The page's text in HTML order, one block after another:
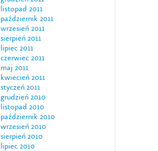
listopad 2011
październik 2011
wrzesień 2011
sierpień 2011
lipiec 2011
czerwiec 2011
maj 2011
kwiecień 2011
styczeń 2011
grudzień 2010
listopad 2010
październik 2010
wrzesień 2010
sierpień 2010
lipiec 2010